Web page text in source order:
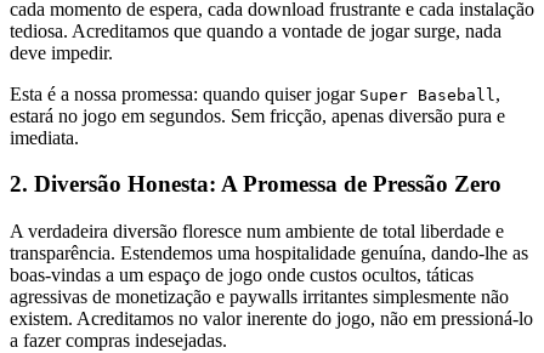
cada momento de espera, cada download frustrante e cada instalação
tediosa. Acreditamos que quando a vontade de jogar surge, nada
deve impedir.
Esta é a nossa promessa: quando quiser jogar Super Baseball ,
estará no jogo em segundos. Sem fricção, apenas diversão pura e
imediata.
2. Diversão Honesta: A Promessa de Pressão Zero
A verdadeira diversão floresce num ambiente de total liberdade e
transparência. Estendemos uma hospitalidade genuína, dando-lhe as
boas-vindas a um espaço de jogo onde custos ocultos, táticas
agressivas de monetização e paywalls irritantes simplesmente não
existem. Acreditamos no valor inerente do jogo, não em pressioná-lo
a fazer compras indesejadas.